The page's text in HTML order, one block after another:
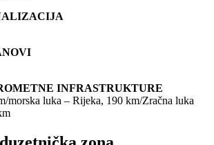
INFRASTRUKTURE
morska luka – Rijeka, 190 km/Zračna luka